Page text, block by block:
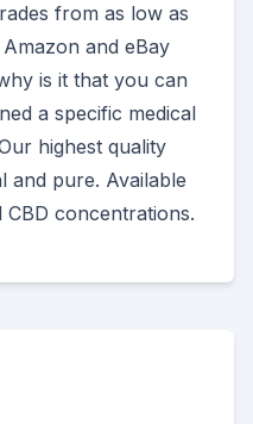
from as low as
and eBay
is it that you can
a specific medical
highest quality
and pure. Available
concentrations.